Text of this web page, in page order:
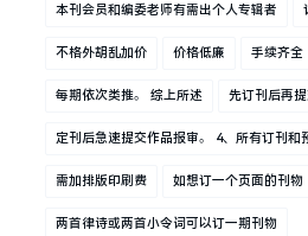
本刊会员和编委老师有需出个人专辑者
不格外胡乱加价 价格低廉 手续齐全
每期依次类推。 综上所述 先订刊后再
定刊后急速提交作品报审。 4、所有订刊和
需加排版印刷费 如想订一个页面的刊物
两首律诗或两首小令词可以订一期刊物